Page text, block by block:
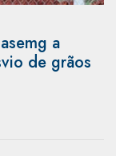
a
de grãos